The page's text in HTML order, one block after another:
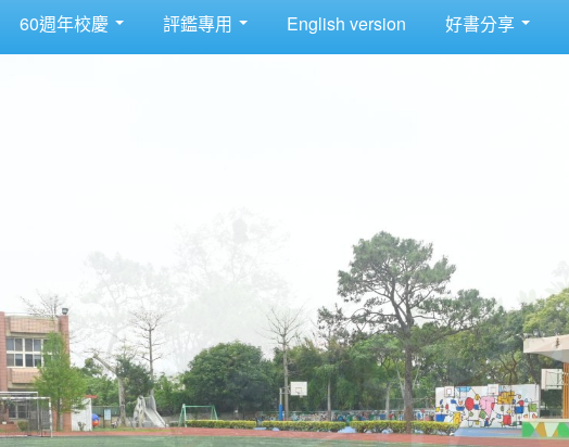
60週年校慶 評鑑專用 English version 好書分享